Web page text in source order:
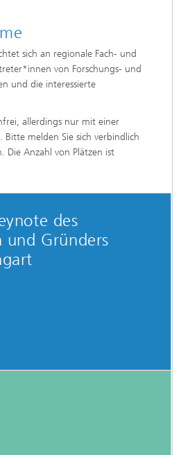
sich an regionale Fach- und
von Forschungs- und
und die interessierte
allerdings nur mit einer
melden Sie sich verbindlich
Die Anzahl von Plätzen ist
des
und Gründers